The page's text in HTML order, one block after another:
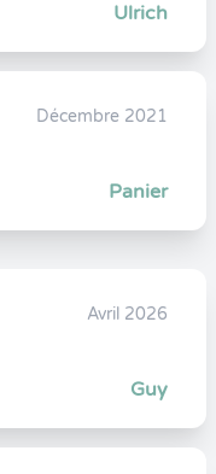
Ulrich
Décembre 2021
Panier
Avril 2026
Guy